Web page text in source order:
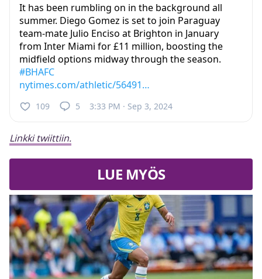
It has been rumbling on in the background all
summer. Diego Gomez is set to join Paraguay
team-mate Julio Enciso at Brighton in January
from Inter Miami for £11 million, boosting the
midfield options midway through the season.
#BHAFC
nytimes.com/athletic/56491…
109 5 3:33 PM · Sep 3, 2024
Linkki twiittiin.
LUE MYÖS